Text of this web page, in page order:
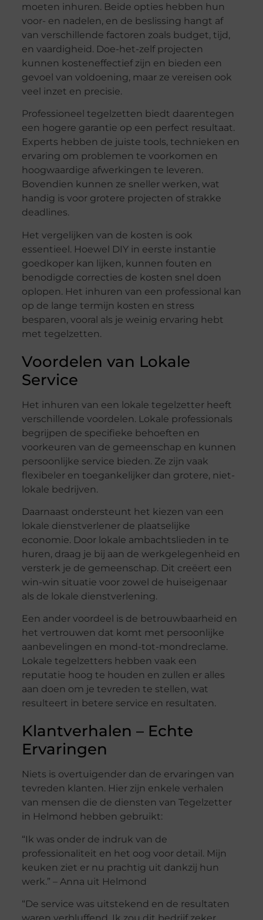
moeten inhuren. Beide opties hebben hun
voor- en nadelen, en de beslissing hangt af
van verschillende factoren zoals budget, tijd,
en vaardigheid. Doe-het-zelf projecten
kunnen kosteneffectief zijn en bieden een
gevoel van voldoening, maar ze vereisen ook
veel inzet en precisie.
Professioneel tegelzetten biedt daarentegen
een hogere garantie op een perfect resultaat.
Experts hebben de juiste tools, technieken en
ervaring om problemen te voorkomen en
hoogwaardige afwerkingen te leveren.
Bovendien kunnen ze sneller werken, wat
handig is voor grotere projecten of strakke
deadlines.
Het vergelijken van de kosten is ook
essentieel. Hoewel DIY in eerste instantie
goedkoper kan lijken, kunnen fouten en
benodigde correcties de kosten snel doen
oplopen. Het inhuren van een professional kan
op de lange termijn kosten en stress
besparen, vooral als je weinig ervaring hebt
met tegelzetten.
Voordelen van Lokale
Service
Het inhuren van een lokale tegelzetter heeft
verschillende voordelen. Lokale professionals
begrijpen de specifieke behoeften en
voorkeuren van de gemeenschap en kunnen
persoonlijke service bieden. Ze zijn vaak
flexibeler en toegankelijker dan grotere, niet-
lokale bedrijven.
Daarnaast ondersteunt het kiezen van een
lokale dienstverlener de plaatselijke
economie. Door lokale ambachtslieden in te
huren, draag je bij aan de werkgelegenheid en
versterk je de gemeenschap. Dit creëert een
win-win situatie voor zowel de huiseigenaar
als de lokale dienstverlening.
Een ander voordeel is de betrouwbaarheid en
het vertrouwen dat komt met persoonlijke
aanbevelingen en mond-tot-mondreclame.
Lokale tegelzetters hebben vaak een
reputatie hoog te houden en zullen er alles
aan doen om je tevreden te stellen, wat
resulteert in betere service en resultaten.
Klantverhalen – Echte
Ervaringen
Niets is overtuigender dan de ervaringen van
tevreden klanten. Hier zijn enkele verhalen
van mensen die de diensten van Tegelzetter
in Helmond hebben gebruikt:
“Ik was onder de indruk van de
professionaliteit en het oog voor detail. Mijn
keuken ziet er nu prachtig uit dankzij hun
werk.” – Anna uit Helmond
“De service was uitstekend en de resultaten